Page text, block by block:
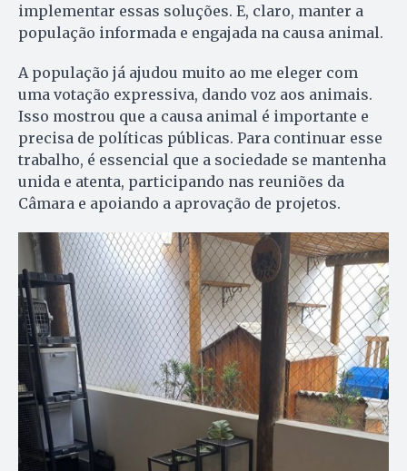
implementar essas soluções. E, claro, manter a
população informada e engajada na causa animal.
A população já ajudou muito ao me eleger com
uma votação expressiva, dando voz aos animais.
Isso mostrou que a causa animal é importante e
precisa de políticas públicas. Para continuar esse
trabalho, é essencial que a sociedade se mantenha
unida e atenta, participando nas reuniões da
Câmara e apoiando a aprovação de projetos.